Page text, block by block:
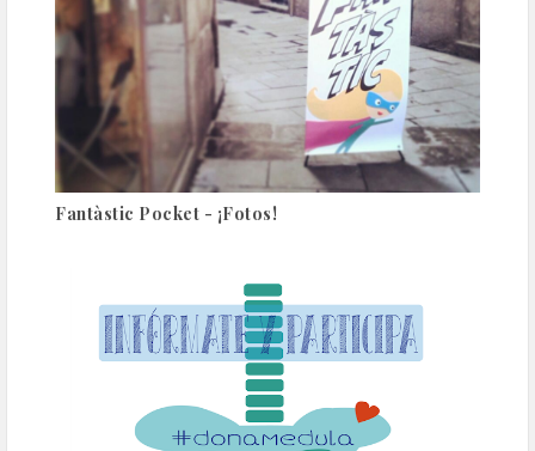
Fantàstic Pocket - ¡Fotos!